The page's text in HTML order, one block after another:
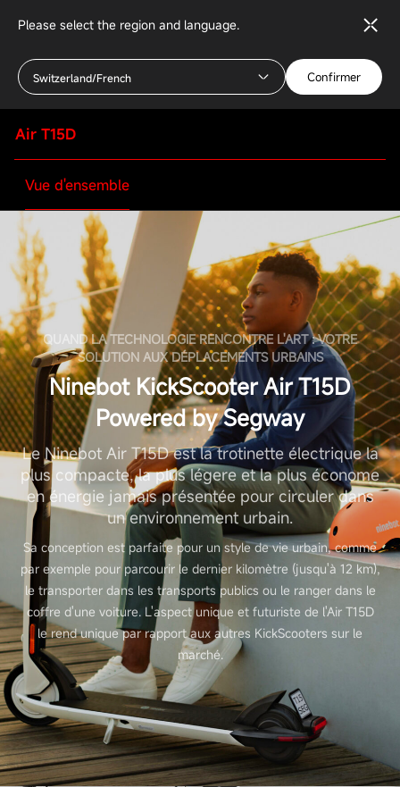
Please select the region and language.
Switzerland/French Confirmer
Air T15D
Vue d'ensemble
QUAND LA TECHNOLOGIE RENCONTRE L'ART : VOTRE
SOLUTION AUX DÉPLACEMENTS URBAINS
Ninebot KickScooter Air T15D
Powered by Segway
Le Ninebot Air T15D est la trotinette électrique la
plus compacte, la plus légere et la plus économe
en énergie jamais présentée pour circuler dans
un environnement urbain.
Sa conception est parfaite pour un style de vie urbain, comme
par exemple pour parcourir le dernier kilomètre (jusqu'à 12 km),
le transporter dans les transports publics ou le ranger dans le
coffre d'une voiture. L'aspect unique et futuriste de l'Air T15D
le rend unique par rapport aux autres KickScooters sur le
marché.